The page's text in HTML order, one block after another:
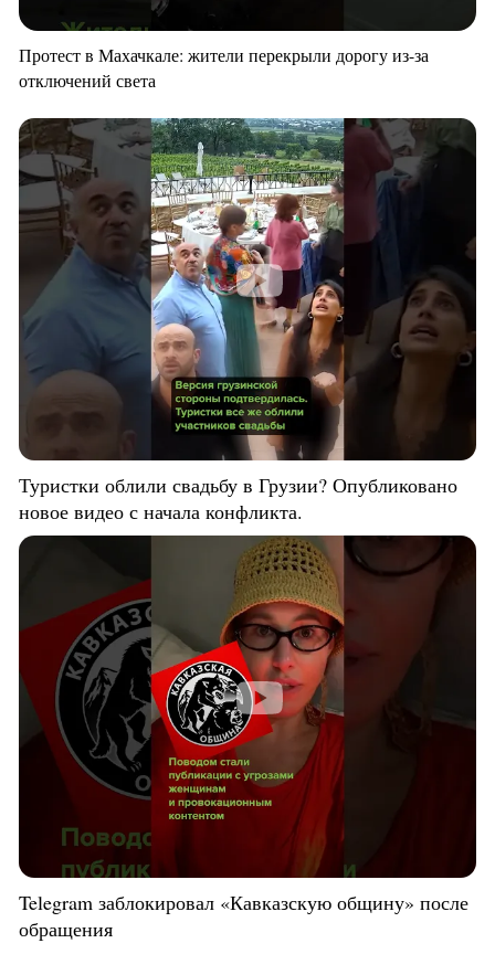
Протест в Махачкале: жители перекрыли дорогу из-за
отключений света
Туристки облили свадьбу в Грузии? Опубликовано
новое видео с начала конфликта.
Telegram заблокировал «Кавказскую общину» после
обращения